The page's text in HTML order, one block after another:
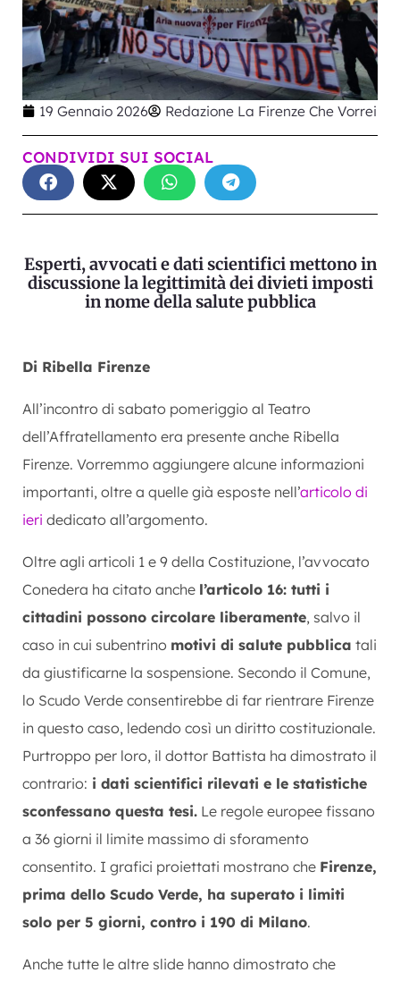
19 Gennaio 2026 Redazione La Firenze Che Vorrei
CONDIVIDI SUI SOCIAL
Esperti, avvocati e dati scientifici mettono in
discussione la legittimità dei divieti imposti
in nome della salute pubblica
Di Ribella Firenze
All’incontro di sabato pomeriggio al Teatro
dell’Affratellamento era presente anche Ribella
Firenze. Vorremmo aggiungere alcune informazioni
importanti, oltre a quelle già esposte nell’articolo di
ieri dedicato all’argomento.
Oltre agli articoli 1 e 9 della Costituzione, l’avvocato
Conedera ha citato anche l’articolo 16: tutti i
cittadini possono circolare liberamente, salvo il
caso in cui subentrino motivi di salute pubblica tali
da giustificarne la sospensione. Secondo il Comune,
lo Scudo Verde consentirebbe di far rientrare Firenze
in questo caso, ledendo così un diritto costituzionale.
Purtroppo per loro, il dottor Battista ha dimostrato il
contrario: i dati scientifici rilevati e le statistiche
sconfessano questa tesi. Le regole europee fissano
a 36 giorni il limite massimo di sforamento
consentito. I grafici proiettati mostrano che Firenze,
prima dello Scudo Verde, ha superato i limiti
solo per 5 giorni, contro i 190 di Milano.
Anche tutte le altre slide hanno dimostrato che